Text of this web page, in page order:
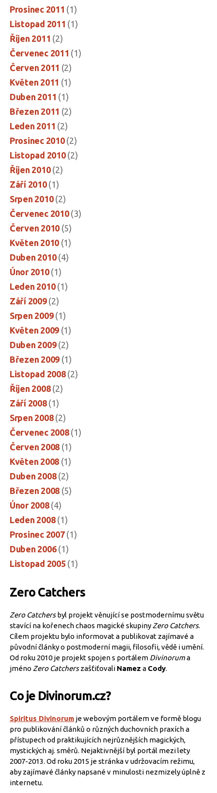
Prosinec 2011 (1)
Listopad 2011 (1)
Říjen 2011 (2)
Červenec 2011 (1)
Červen 2011 (2)
Květen 2011 (1)
Duben 2011 (1)
Březen 2011 (2)
Leden 2011 (2)
Prosinec 2010(2)
Listopad 2010(2)
Říjen 2010(2)
Září 2010(1)
Srpen 2010(2)
Červenec 2010(3)
Červen 2010 (5)
Květen 2010 (1)
Duben 2010(4)
Únor 2010(1)
Leden 2010(1)
Září 2009(2)
Srpen 2009(1)
Květen 2009 (1)
Duben 2009(2)
Březen 2009 (1)
Listopad 2008(2)
Říjen 2008(2)
Září 2008(1)
Srpen 2008(2)
Červenec 2008(1)
Červen 2008 (1)
Květen 2008 (1)
Duben 2008(2)
Březen 2008 (5)
Únor 2008(4)
Leden 2008(1)
Prosinec 2007(1)
Duben 2006(1)
Listopad 2005 (1)
Zero Catchers
Zero Catchersbyl projekt věnující se postmodernímu světu
stavící na kořenech chaos magické skupiny Zero Catchers.
Cílem projektu bylo informovat a publikovat zajímavé a
původní články o postmoderní magii, filosofii, vědě i umění.
Od roku 2010 je projekt spojen s portálem Divinoruma
jméno Zero Catcherszašťiťovali Namez a Cody.
Co je Divinorum.cz?
Spiritus Divinorum je webovým portálem ve formě blogu
pro publikování článků o různých duchovních praxích a
přístupech od praktikujících nejrůznějších magických,
mystických aj. směrů. Nejaktivnější byl portál mezi lety
2007-2013. Od roku 2015 je stránka v udržovacím režimu,
aby zajímavé články napsané v minulosti nezmizely úplně z
internetu.